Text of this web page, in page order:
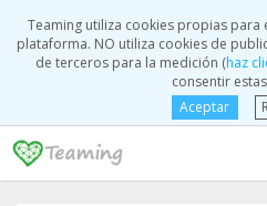
Teaming utiliza cookies propias
plataforma. NO utiliza cookies de
de terceros para la medición (haz
consentir
Aceptar